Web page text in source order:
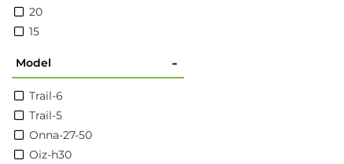
20
15
Model -
Trail-6
Trail-5
Onna-27-50
Oiz-h30